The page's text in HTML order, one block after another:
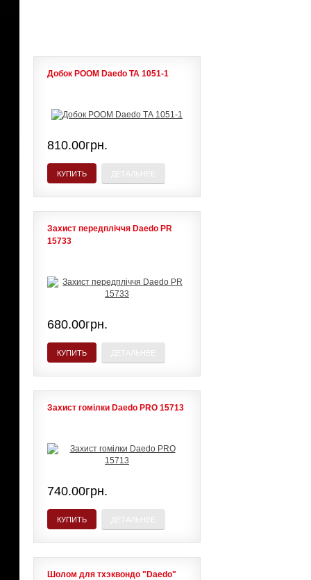
Добок POOM Daedo ТА 1051-1
810.00грн.
КУПИТЬ
Захист передпліччя Daedo PR
15733
680.00грн.
КУПИТЬ
Захист гомілки Daedo PRO 15713
740.00грн.
КУПИТЬ
Шолом для тхэквондо "Daedo"